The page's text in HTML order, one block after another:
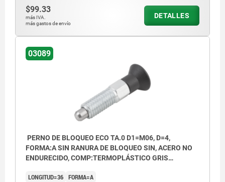
Forma B: sin ranura de bloqueo, con
contratuerca
Forma C: con ranura de bloqueo, sin
contratuerca
Forma D: con ranura de bloqueo, con
$99.33
más IVA.
más gastos de envío
DETALLES
03089
PERNO DE BLOQUEO ECO TA.0 D1=M06, D=4,
FORMA:A SIN RANURA DE BLOQUEO SIN, ACERO NO
ENDURECIDO, COMP:TERMOPLÁSTICO GRIS
LONGITUD=36 FORMA=A